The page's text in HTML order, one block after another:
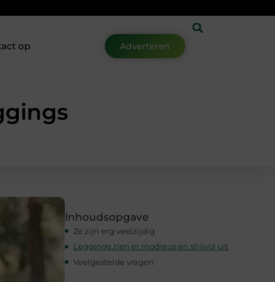
op Adverteren
Inhoudsopgave
Ze zijn erg veelzijdig
Leggings zien er modieus en stijlvol uit
Veelgestelde vragen